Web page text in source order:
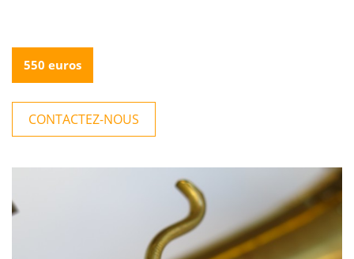
550 euros
CONTACTEZ-NOUS